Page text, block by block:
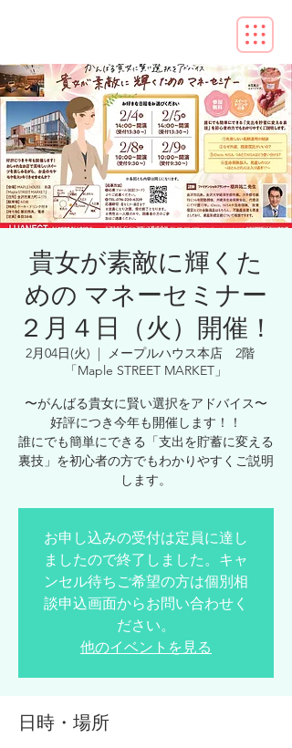
貴女が素敵に輝くた
めの マネーセミナー
２月４日（火）開催！
2月04日(火)
  |
メープルハウス本店 2階
「Maple STREET MARKET」
〜がんばる貴女に賢い選択をアドバイス〜
好評につき今年も開催します！！
誰にでも簡単にできる「支出を貯蓄に変える
裏技」を初心者の方でもわかりやすくご説明
します。
お申し込みの受付は定員に達し
ましたので終了しました。キャ
ンセル待ちご希望の方は個別相
談申込画面からお問い合わせく
ださい。
他のイベントを見る
日時・場所